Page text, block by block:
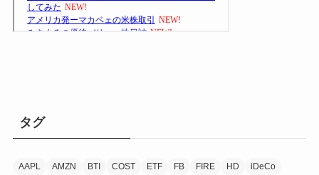
タグ
AAPL AMZN BTI COST ETF FB FIRE HD
iDeCo